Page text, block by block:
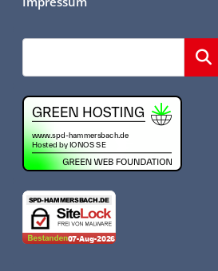
Suchen